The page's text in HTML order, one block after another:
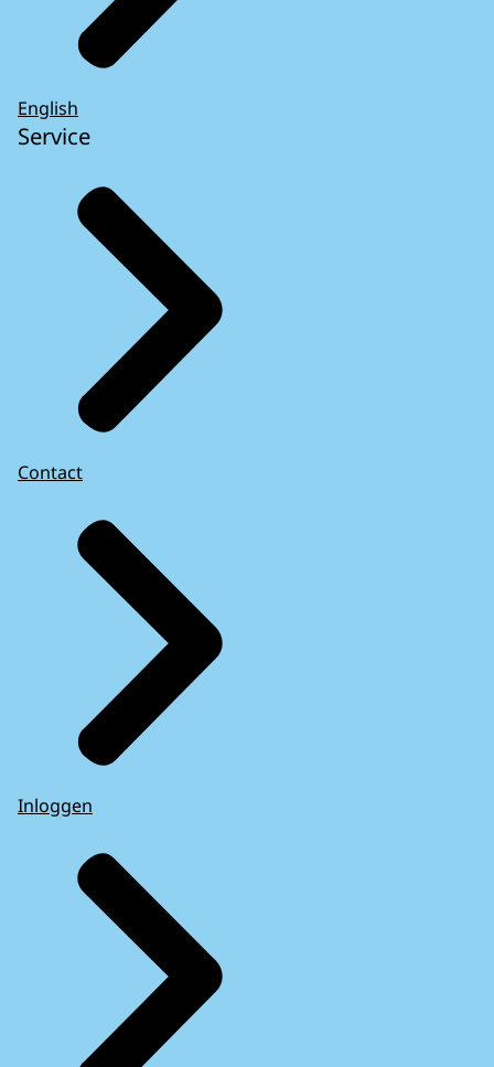
English
Service
Contact
Inloggen